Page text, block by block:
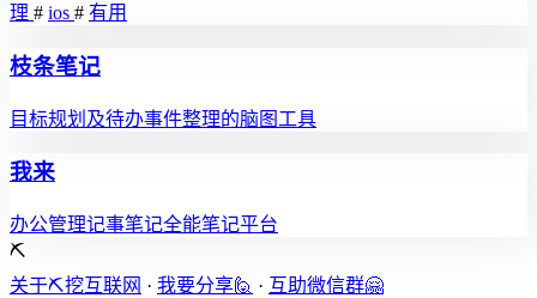
理 # ios # 有用
枝条笔记
目标规划及待办事件整理的脑图工具
我来
办公管理记事笔记全能笔记平台
⛏️
关于⛏️挖互联网 · 我要分享🙋 · 互助微信群🤗